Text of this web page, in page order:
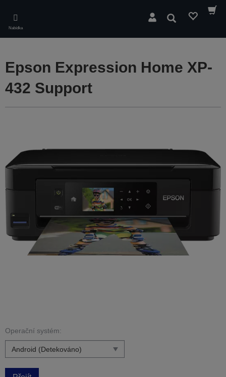
main
content
Nabídka
Hledat
Epson Expression Home XP-
432 Support
Operační systém: